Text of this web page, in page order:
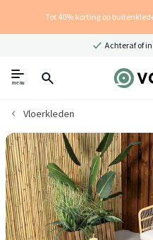
Tot 40% korting op
Achteraf of
menu
Vloerkleden